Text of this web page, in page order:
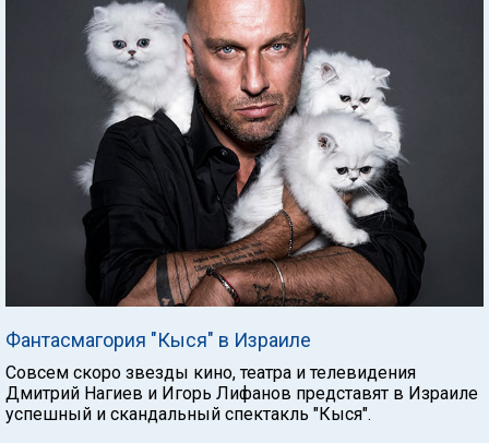
Фантасмагория "Кыся" в Израиле
Совсем скоро звезды кино, театра и телевидения
Дмитрий Нагиев и Игорь Лифанов представят в Израиле
успешный и скандальный спектакль "Кыся".